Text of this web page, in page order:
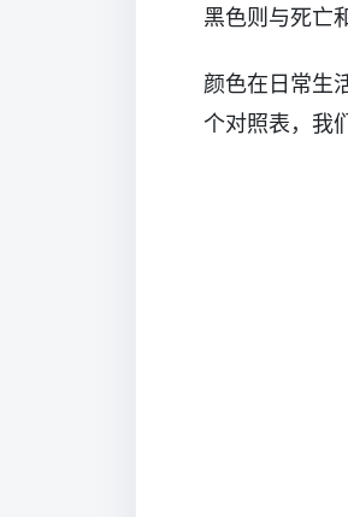
黑色则与死亡
颜色在日常生
个对照表，我